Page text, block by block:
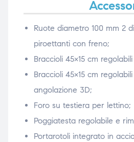
Ruote diametro 100 mm 2
piroettanti con freno;
Braccioli 45×15 cm
Braccioli 45×15 cm
angolazione 3D;
Foro su testiera per lettino;
Poggiatesta regolabile e
Portarotoli integrato in